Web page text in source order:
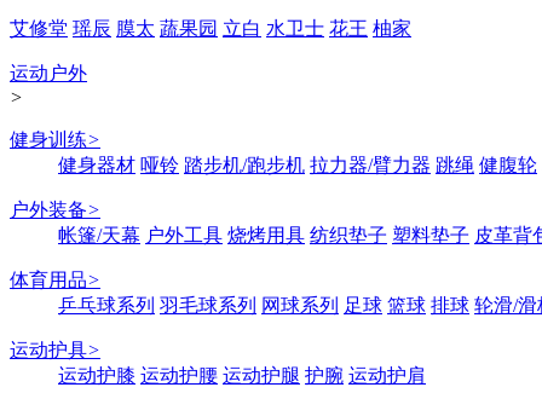
艾修堂 瑶辰 膜太 蔬果园 立白 水卫士 花王 柚家
运动户外
>
健身训练>
健身器材 哑铃 踏步机/跑步机 拉力器/臂力器 跳绳 健腹轮
户外装备>
帐篷/天幕 户外工具 烧烤用具 纺织垫子 塑料垫子 皮革背
体育用品>
乒乓球系列 羽毛球系列 网球系列 足球 篮球 排球 轮滑/滑
运动护具>
运动护膝 运动护腰 运动护腿 护腕 运动护肩